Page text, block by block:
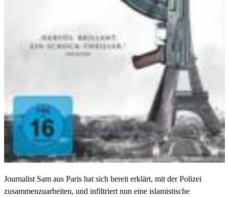
Journalist Sam aus Paris hat sich bereit erklärt, mit der Polizei
zusammenzuarbeiten, und infiltriert nun eine islamistische